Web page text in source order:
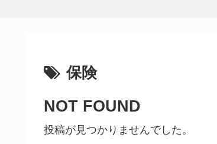
保険
NOT FOUND
投稿が見つかりませんでした。